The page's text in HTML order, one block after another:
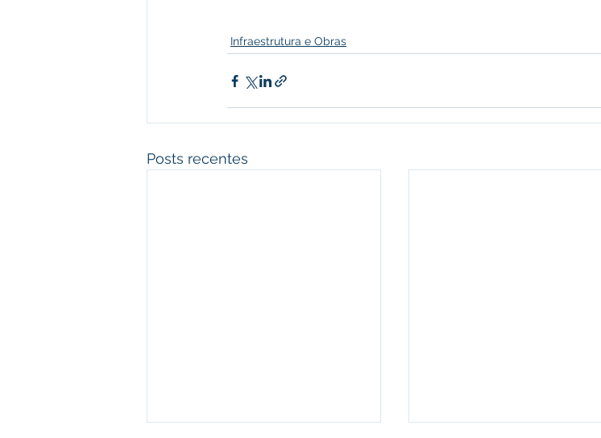
Infraestrutura e Obras
Posts recentes